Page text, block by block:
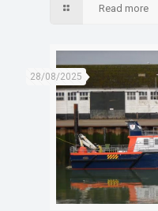
Read more
28/08/2025